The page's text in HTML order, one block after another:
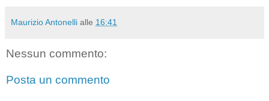
Maurizio Antonelli alle 16:41
Nessun commento:
Posta un commento